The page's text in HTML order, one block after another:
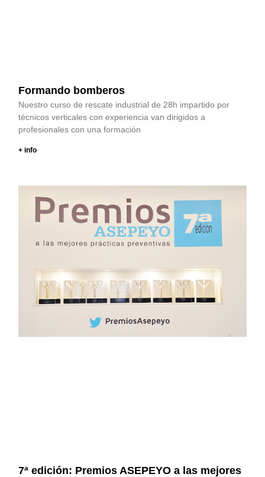
Formando bomberos
Nuestro curso de rescate industrial de 28h impartido por
técnicos verticales con experiencia van dirigidos a
profesionales con una formación
+ info
7ª edición: Premios ASEPEYO a las mejores